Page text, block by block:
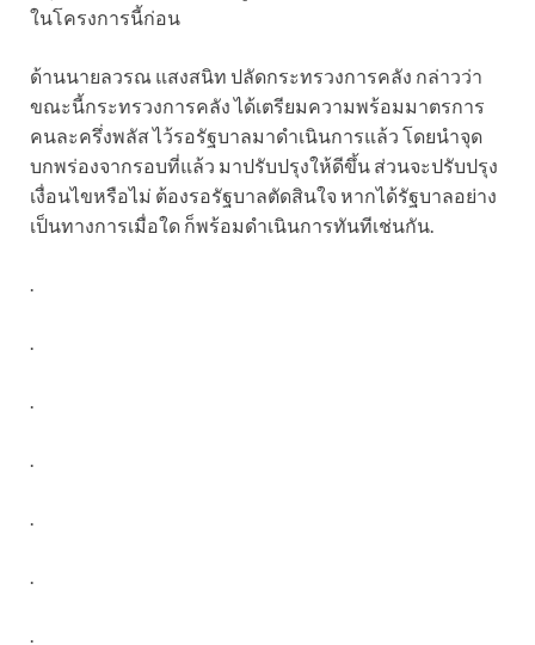
ในโครงการนี้ก่อน
ด้านนายลวรณ แสงสนิท ปลัดกระทรวงการคลัง กล่าวว่า
ขณะนี้กระทรวงการคลัง ได้เตรียมความพร้อมมาตรการ
คนละครึ่งพลัส ไว้รอรัฐบาลมาดำเนินการแล้ว โดยนำจุด
บกพร่องจากรอบที่แล้ว มาปรับปรุงให้ดีขึ้น ส่วนจะปรับปรุง
เงื่อนไขหรือไม่ ต้องรอรัฐบาลตัดสินใจ หากได้รัฐบาลอย่าง
เป็นทางการเมื่อใด ก็พร้อมดำเนินการทันทีเช่นกัน.